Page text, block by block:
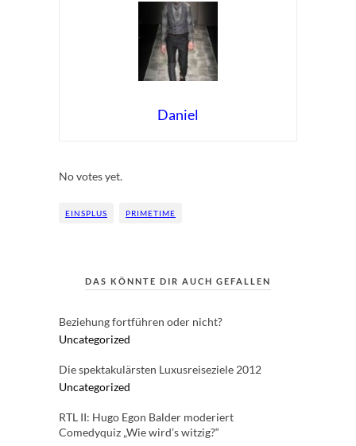
Daniel
No votes yet.
EINSPLUS PRIMETIME
DAS KÖNNTE DIR AUCH GEFALLEN
Beziehung fortführen oder nicht?
Uncategorized
Die spektakulärsten Luxusreiseziele 2012
Uncategorized
RTL II: Hugo Egon Balder moderiert
Comedyquiz „Wie wird’s witzig?“